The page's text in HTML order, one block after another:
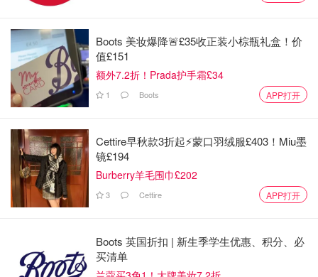
化，最撩人的就是你?
Jo Malone祖马龙香水推荐2022
1. Jo Malone祖马龙伯爵茶与小黄瓜香水 | Earl Grey &
前调 | 佛手柑
中调 | 黄瓜
Boots 美妆爆降🚨£35收正装小棕瓶礼盒！价
值£151
额外7.2折！Prada护手霜£34
1 Boots APP打开
Cettire早秋款3折起⚡️蒙口羽绒服£403！Miu墨
镜£194
Burberry羊毛围巾£202
3 Cettire APP打开
Boots 英国折扣 | 新生季学生优惠、积分、必
买清单